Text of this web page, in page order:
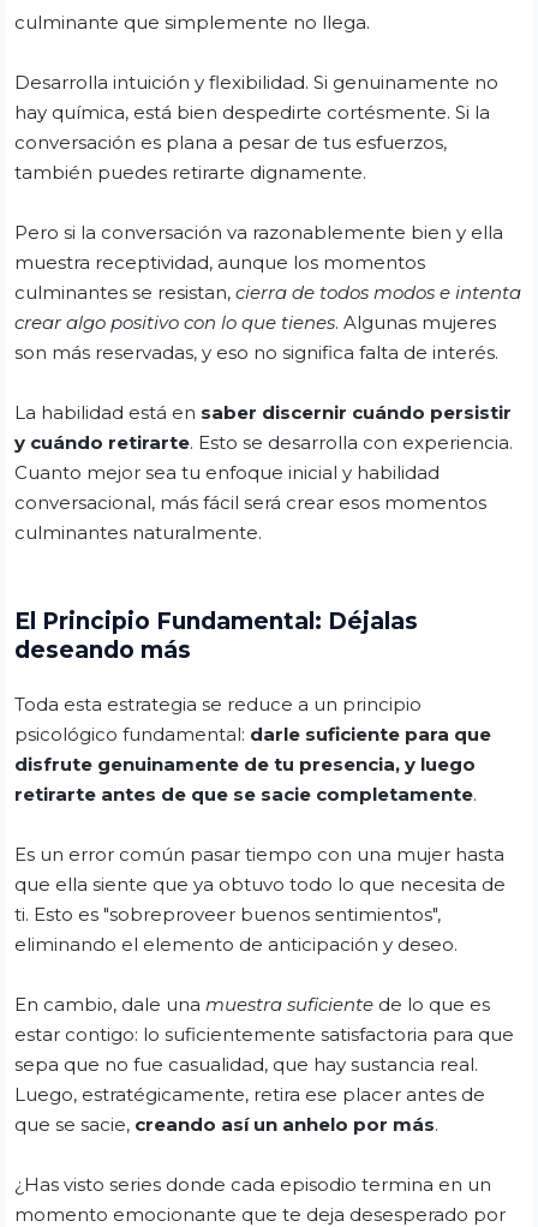
culminante que simplemente no llega.
Desarrolla intuición y flexibilidad. Si genuinamente no
hay química, está bien despedirte cortésmente. Si la
conversación es plana a pesar de tus esfuerzos,
también puedes retirarte dignamente.
Pero si la conversación va razonablemente bien y ella
muestra receptividad, aunque los momentos
culminantes se resistan, cierra de todos modos e intenta
crear algo positivo con lo que tienes. Algunas mujeres
son más reservadas, y eso no significa falta de interés.
La habilidad está en saber discernir cuándo persistir
y cuándo retirarte. Esto se desarrolla con experiencia.
Cuanto mejor sea tu enfoque inicial y habilidad
conversacional, más fácil será crear esos momentos
culminantes naturalmente.
El Principio Fundamental: Déjalas
deseando más
Toda esta estrategia se reduce a un principio
psicológico fundamental: darle suficiente para que
disfrute genuinamente de tu presencia, y luego
retirarte antes de que se sacie completamente.
Es un error común pasar tiempo con una mujer hasta
que ella siente que ya obtuvo todo lo que necesita de
ti. Esto es "sobreproveer buenos sentimientos",
eliminando el elemento de anticipación y deseo.
En cambio, dale una muestra suficiente de lo que es
estar contigo: lo suficientemente satisfactoria para que
sepa que no fue casualidad, que hay sustancia real.
Luego, estratégicamente, retira ese placer antes de
que se sacie, creando así un anhelo por más.
¿Has visto series donde cada episodio termina en un
momento emocionante que te deja desesperado por